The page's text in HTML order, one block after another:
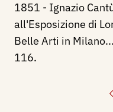
1851 - Ignazio
all'Esposizione di
Belle Arti in
116.